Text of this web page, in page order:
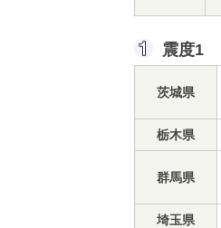
震度1
茨城県
栃木県
群馬県
埼玉県